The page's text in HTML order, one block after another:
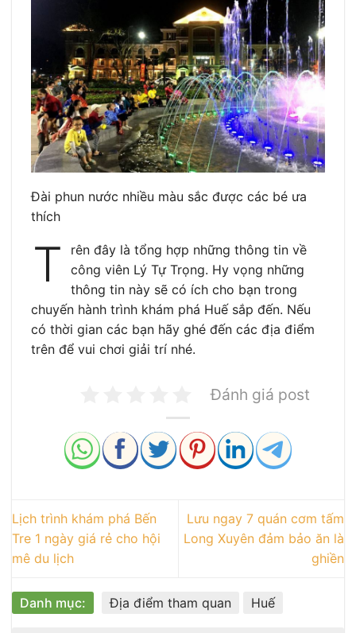
Đài phun nước nhiều màu sắc được các bé ưa
thích
T
rên đây là tổng hợp những thông tin về
công viên Lý Tự Trọng. Hy vọng những
thông tin này sẽ có ích cho bạn trong
chuyến hành trình khám phá Huế sắp đến. Nếu
có thời gian các bạn hãy ghé đến các địa điểm
trên để vui chơi giải trí nhé.
Đánh giá post
Lịch trình khám phá Bến
Tre 1 ngày giá rẻ cho hội
mê du lịch
Lưu ngay 7 quán cơm tấm
Long Xuyên đảm bảo ăn là
ghiền
Danh mục: Địa điểm tham quan Huế